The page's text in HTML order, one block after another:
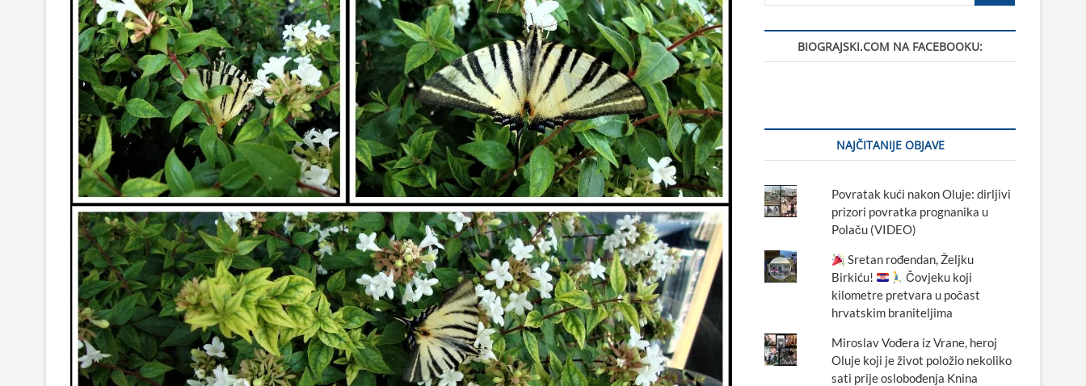
BIOGRAJSKI.COM NA FACEBOOKU:
NAJČITANIJE OBJAVE
Povratak kući nakon Oluje: dirljivi
prizori povratka prognanika u
Polaču (VIDEO)
Sretan rođendan, Željku
Birkiću!
Čovjeku koji
kilometre pretvara u počast
hrvatskim braniteljima
Miroslav Vođera iz Vrane, heroj
Oluje koji je život položio nekoliko
sati prije oslobođenja Knina